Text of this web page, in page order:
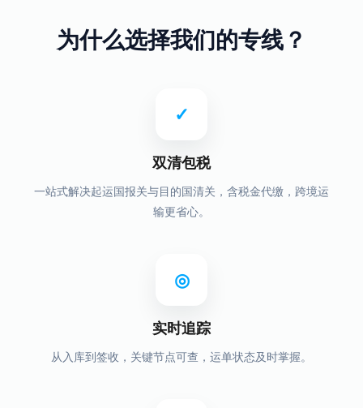
为什么选择我们的专线？
✓
双清包税
一站式解决起运国报关与目的国清关，含税金代缴，跨境运
输更省心。
◎
实时追踪
从入库到签收，关键节点可查，运单状态及时掌握。